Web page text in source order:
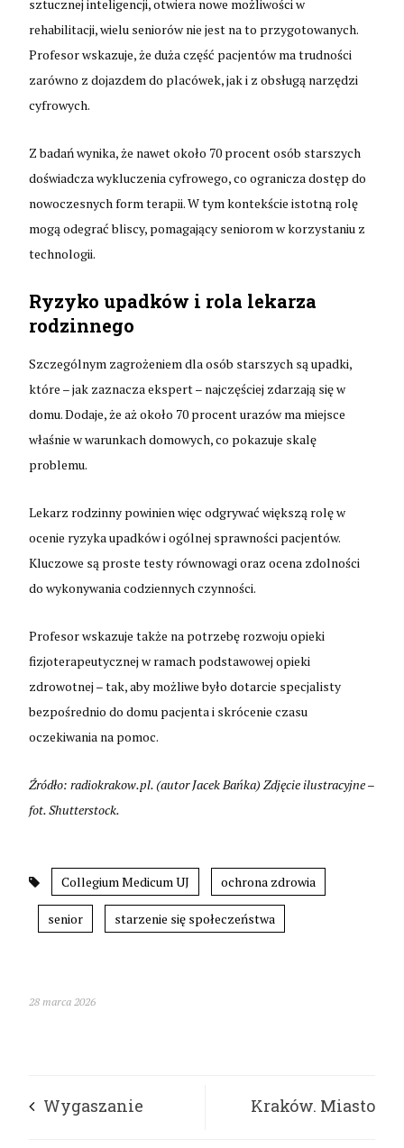
sztucznej inteligencji, otwiera nowe możliwości w
rehabilitacji, wielu seniorów nie jest na to przygotowanych.
Profesor wskazuje, że duża część pacjentów ma trudności
zarówno z dojazdem do placówek, jak i z obsługą narzędzi
cyfrowych.
Z badań wynika, że nawet około 70 procent osób starszych
doświadcza wykluczenia cyfrowego, co ogranicza dostęp do
nowoczesnych form terapii. W tym kontekście istotną rolę
mogą odegrać bliscy, pomagający seniorom w korzystaniu z
technologii.
Ryzyko upadków i rola lekarza
rodzinnego
Szczególnym zagrożeniem dla osób starszych są upadki,
które – jak zaznacza ekspert – najczęściej zdarzają się w
domu. Dodaje, że aż około 70 procent urazów ma miejsce
właśnie w warunkach domowych, co pokazuje skalę
problemu.
Lekarz rodzinny powinien więc odgrywać większą rolę w
ocenie ryzyka upadków i ogólnej sprawności pacjentów.
Kluczowe są proste testy równowagi oraz ocena zdolności
do wykonywania codziennych czynności.
Profesor wskazuje także na potrzebę rozwoju opieki
fizjoterapeutycznej w ramach podstawowej opieki
zdrowotnej – tak, aby możliwe było dotarcie specjalisty
bezpośrednio do domu pacjenta i skrócenie czasu
oczekiwania na pomoc.
Źródło: radiokrakow.pl. (autor Jacek Bańka) Zdjęcie ilustracyjne –
fot. Shutterstock.
Collegium Medicum UJ ochrona zdrowia
senior starzenie się społeczeństwa
28 marca 2026
Wygaszanie Kraków. Miasto